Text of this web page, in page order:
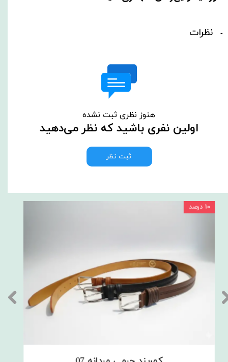
نظرات
هنوز نظری ثبت نشده
اولین نفری باشید که نظر می‌دهید
ثبت نظر
۱۰ درصد